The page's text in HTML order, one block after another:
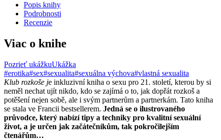
Popis knihy
Podrobnosti
Recenzie
Viac o knihe
Pozrieť ukážkuUkážka
#erotika#sex#sexualita#sexuálna výchova#vlastná sexualita
Klub rozkoše je inkluzivní kniha o sexu pro 21. století, kterou by si
neměl nechat ujít nikdo, kdo se zajímá o to, jak dopřát rozkoš a
potěšení nejen sobě, ale i svým partnerům a partnerkám. Tato kniha
se stala ve Francii bestsellerem. Jedná se o ilustrovaného
průvodce, který nabízí tipy a techniky pro kvalitní sexuální
život, a je určen jak začátečníkům, tak pokročilejším
čtenářům…